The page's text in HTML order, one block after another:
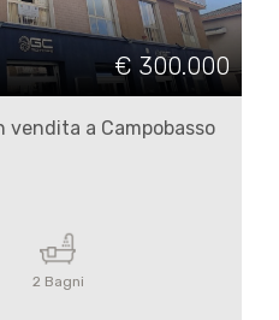
€ 300.000
vendita a Campobasso
2 Bagni